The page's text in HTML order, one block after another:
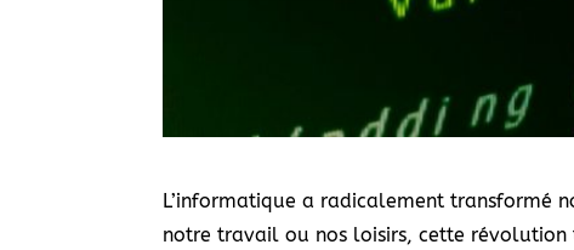
L’informatique a radicalement transformé
notre travail ou nos loisirs, cette révolution